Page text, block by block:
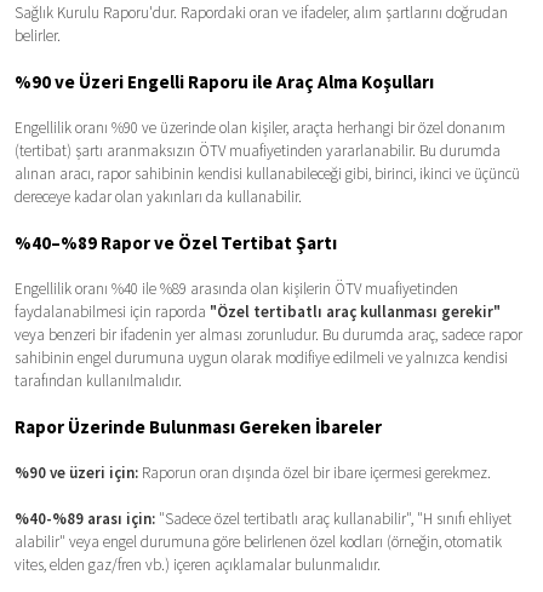
Sağlık Kurulu Raporu'dur. Rapordaki oran ve ifadeler, alım şartlarını doğrudan
belirler.
%90 ve Üzeri Engelli Raporu ile Araç Alma Koşulları
Engellilik oranı %90 ve üzerinde olan kişiler, araçta herhangi bir özel donanım
(tertibat) şartı aranmaksızın ÖTV muafiyetinden yararlanabilir. Bu durumda
alınan aracı, rapor sahibinin kendisi kullanabileceği gibi, birinci, ikinci ve üçüncü
dereceye kadar olan yakınları da kullanabilir.
%40–%89 Rapor ve Özel Tertibat Şartı
Engellilik oranı %40 ile %89 arasında olan kişilerin ÖTV muafiyetinden
faydalanabilmesi için raporda "Özel tertibatlı araç kullanması gerekir"
veya benzeri bir ifadenin yer alması zorunludur. Bu durumda araç, sadece rapor
sahibinin engel durumuna uygun olarak modifiye edilmeli ve yalnızca kendisi
tarafından kullanılmalıdır.
Rapor Üzerinde Bulunması Gereken İbareler
%90 ve üzeri için: Raporun oran dışında özel bir ibare içermesi gerekmez.
%40-%89 arası için: "Sadece özel tertibatlı araç kullanabilir", "H sınıfı ehliyet
alabilir" veya engel durumuna göre belirlenen özel kodları (örneğin, otomatik
vites, elden gaz/fren vb.) içeren açıklamalar bulunmalıdır.